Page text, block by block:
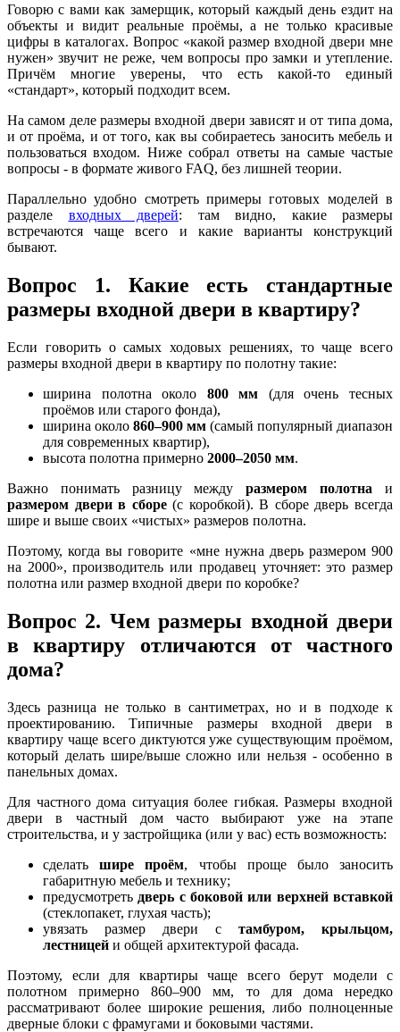
Говорю с вами как замерщик, который каждый день ездит на
объекты и видит реальные проёмы, а не только красивые
цифры в каталогах. Вопрос «какой размер входной двери мне
нужен» звучит не реже, чем вопросы про замки и утепление.
Причём многие уверены, что есть какой-то единый
«стандарт», который подходит всем.
На самом деле размеры входной двери зависят и от типа дома,
и от проёма, и от того, как вы собираетесь заносить мебель и
пользоваться входом. Ниже собрал ответы на самые частые
вопросы - в формате живого FAQ, без лишней теории.
Параллельно удобно смотреть примеры готовых моделей в
разделе входных дверей: там видно, какие размеры
встречаются чаще всего и какие варианты конструкций
бывают.
Вопрос 1. Какие есть стандартные
размеры входной двери в квартиру?
Если говорить о самых ходовых решениях, то чаще всего
размеры входной двери в квартиру по полотну такие:
ширина полотна около 800 мм (для очень тесных
проёмов или старого фонда),
ширина около 860–900 мм (самый популярный диапазон
для современных квартир),
высота полотна примерно 2000–2050 мм.
Важно понимать разницу междуразмером полотна и
размером двери в сборе(с коробкой). В сборе дверь всегда
шире и выше своих «чистых» размеров полотна.
Поэтому, когда вы говорите «мне нужна дверь размером 900
на 2000», производитель или продавец уточняет: это размер
полотна или размер входной двери по коробке?
Вопрос 2. Чем размеры входной двери
в квартиру отличаются от частного
дома?
Здесь разница не только в сантиметрах, но и в подходе к
проектированию. Типичные размеры входной двери в
квартиру чаще всего диктуются уже существующим проёмом,
который делать шире/выше сложно или нельзя - особенно в
панельных домах.
Для частного дома ситуация более гибкая. Размеры входной
двери в частный дом часто выбирают уже на этапе
строительства, и у застройщика (или у вас) есть возможность:
сделатьшире проём, чтобы проще было заносить
габаритную мебель и технику;
предусмотреть дверь с боковой или верхней вставкой
(стеклопакет, глухая часть);
увязать размер двери с тамбуром, крыльцом,
лестницей и общей архитектурой фасада.
Поэтому, если для квартиры чаще всего берут модели с
полотном примерно 860–900 мм, то для дома нередко
рассматривают более широкие решения, либо полноценные
дверные блоки с фрамугами и боковыми частями.